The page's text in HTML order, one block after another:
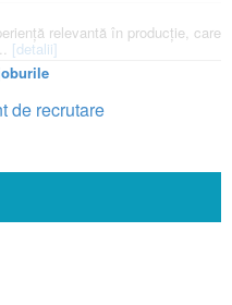
relevantă în producție, care
[detalii]
de recrutare